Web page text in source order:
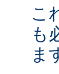
こ
も
ま